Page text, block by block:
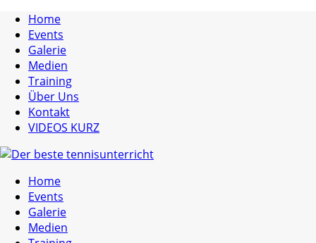
Home
Events
Galerie
Medien
Training
Über Uns
Kontakt
VIDEOS KURZ
Home
Events
Galerie
Medien